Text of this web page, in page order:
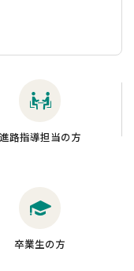
進路指導担当の方
卒業生の方